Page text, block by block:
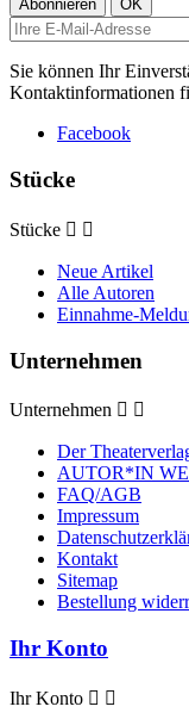
Sie können Ihr
Kontaktinformationen
Facebook
Stücke
Stücke  
Neue Artikel
Alle Autoren
Einnahme-
Unternehmen
Unternehmen  
Der
AUTOR*IN
FAQ/AGB
Impressum
Kontakt
Sitemap
Bestellung
Ihr Konto
Ihr Konto  